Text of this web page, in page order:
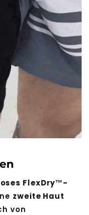
FlexDry™-
zweite Haut
von